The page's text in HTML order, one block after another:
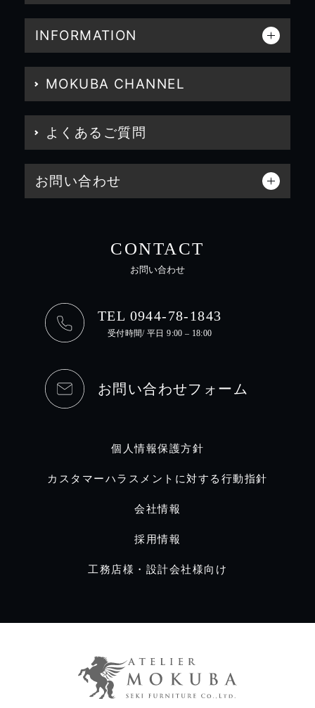
INFORMATION
MOKUBA CHANNEL
よくあるご質問
お問い合わせ
CONTACT
お問い合わせ
TEL 0944-78-1843
受付時間/ 平日 9:00 – 18:00
お問い合わせフォーム
個人情報保護方針
カスタマーハラスメントに対する行動指針
会社情報
採用情報
工務店様・設計会社様向け